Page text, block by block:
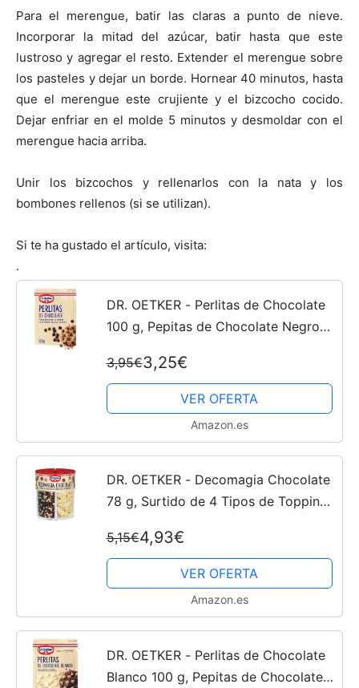
Fáciles
Para el merengue, batir las claras a punto de nieve.
Incorporar la mitad del azúcar, batir hasta que este
lustroso y agregar el resto. Extender el merengue sobre
los pasteles y dejar un borde. Hornear 40 minutos, hasta
que el merengue este crujiente y el bizcocho cocido.
Dejar enfriar en el molde 5 minutos y desmoldar con el
merengue hacia arriba.
Unir los bizcochos y rellenarlos con la nata y los
bombones rellenos (si se utilizan).
Si te ha gustado el artículo, visita:
.
DR. OETKER - Perlitas de Chocolate
100 g, Pepitas de Chocolate Negro
Crujiente, Bolsa Doypack con Cierre
Zip
3,95€3,25€
VER OFERTA
Amazon.es
DR. OETKER - Decomagia Chocolate
78 g, Surtido de 4 Tipos de Topping
Crujiente, Decoración Creativa para
Tartas
5,15€4,93€
VER OFERTA
Amazon.es
DR. OETKER - Perlitas de Chocolate
Blanco 100 g, Pepitas de Chocolate